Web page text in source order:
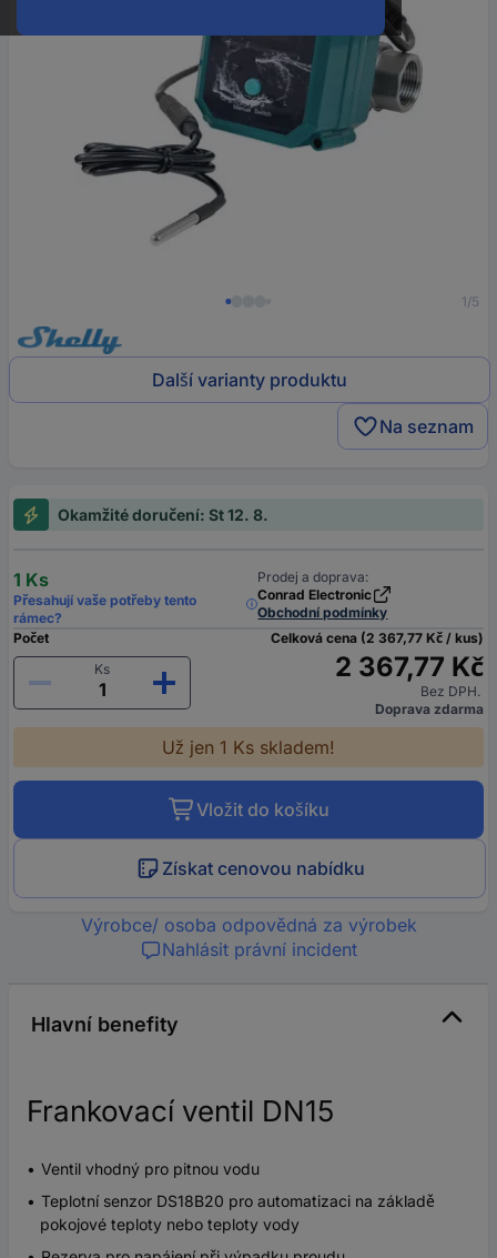
1/5
Další varianty produktu
Na seznam
Okamžité doručení: St 12. 8.
1 Ks
Přesahují vaše potřeby tento
rámec?
Prodej a doprava:
Conrad Electronic
Obchodní podmínky
Počet
Ks
Celková cena (2 367,77 Kč / kus)
2 367,77 Kč
Bez DPH.
Doprava zdarma
Už jen 1 Ks skladem!
Vložit do košíku
Získat cenovou nabídku
Výrobce/ osoba odpovědná za výrobek
Nahlásit právní incident
Hlavní benefity
Frankovací ventil DN15
Ventil vhodný pro pitnou vodu
Teplotní senzor DS18B20 pro automatizaci na základě
pokojové teploty nebo teploty vody